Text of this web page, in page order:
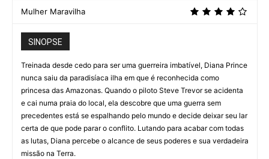
Mulher Maravilha
SINOPSE
Treinada desde cedo para ser uma guerreira imbatível, Diana Prince
nunca saiu da paradisíaca ilha em que é reconhecida como
princesa das Amazonas. Quando o piloto Steve Trevor se acidenta
e cai numa praia do local, ela descobre que uma guerra sem
precedentes está se espalhando pelo mundo e decide deixar seu lar
certa de que pode parar o conflito. Lutando para acabar com todas
as lutas, Diana percebe o alcance de seus poderes e sua verdadeira
missão na Terra.